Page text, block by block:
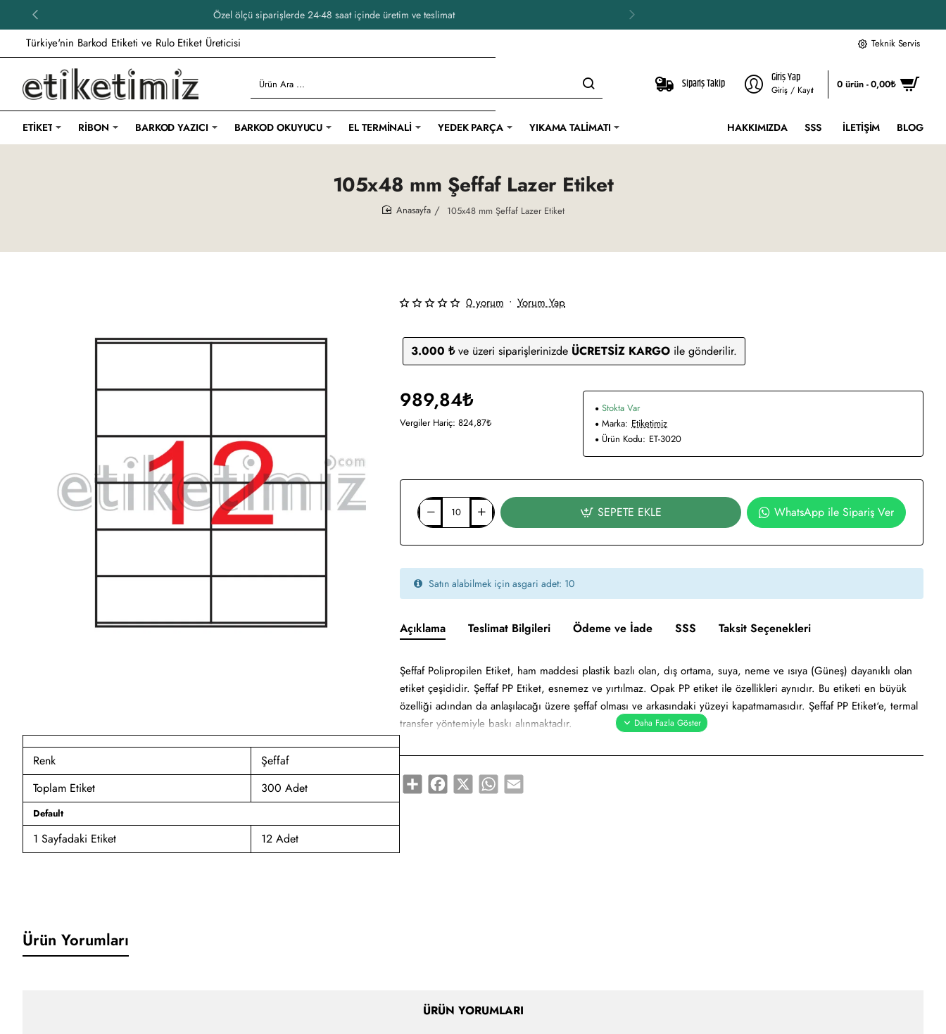
Özel ölçü siparişlerde 24-48 saat içinde üretim ve teslimat
Türkiye'nin Barkod Etiketi ve Rulo Etiket Üreticisi Teknik Servis
Ürün
Ara
...
Sipariş Takip Giriş Yap
Giriş / Kayıt 0 ürün - 0,00₺
ETIKET RIBON BARKOD YAZICI BARKOD OKUYUCU EL TERMINALI YEDEK PARÇA YIKAMA TALIMATI HAKKIMIZDA SSS İLETIŞIM BLOG
105x48 mm Şeffaf Lazer Etiket
105x48 mm Şeffaf Lazer Etiket
Renk
Şeffaf
Toplam Etiket
300 Adet
Default
1 Sayfadaki Etiket 12 Adet
3.000 ₺ve üzeri siparişlerinizde ÜCRETSİZ KARGOile gönderilir.
0 yorum • Yorum Yap
989,84₺
Vergiler Hariç: 824,87₺
Stokta Var
Marka: Etiketimiz
Ürün Kodu: ET-3020
SEPETE EKLE WhatsApp ile Sipariş Ver
Satın alabilmek için asgari adet: 10
Açıklama Teslimat Bilgileri Ödeme ve İade SSS Taksit Seçenekleri
Şeffaf Polipropilen Etiket, ham maddesi plastik bazlı olan, dış ortama, suya, neme ve ısıya (Güneş) dayanıklı olan
etiket çeşididir. Şeffaf PP Etiket, esnemez ve yırtılmaz. Opak PP etiket ile özellikleri aynıdır. Bu etiketi en büyük
özelliği adından da anlaşılacağı üzere şeffaf olması ve arkasındaki yüzeyi kapatmamasıdır. Şeffaf PP Etiket‘e, termal
transfer yöntemiyle baskı alınmaktadır.
Share Facebook
X WhatsApp
Email
Ürün Yorumları
ÜRÜN YORUMLARI